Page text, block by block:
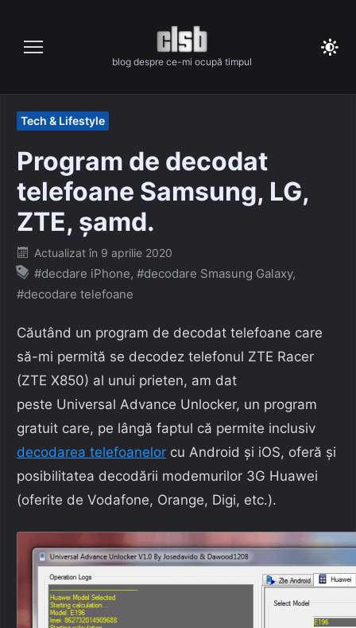
content
blog despre ce-mi ocupă timpul
Tech & Lifestyle
Program de decodat
telefoane Samsung, LG,
ZTE, șamd.
Posted
on
Actualizat în 9 aprilie 2020
#decdare iPhone, #decodare Smasung Galaxy,
#decodare telefoane
Căutând un program de decodat telefoane care
să-mi permită se decodez telefonul ZTE Racer
(ZTE X850) al unui prieten, am dat
peste Universal Advance Unlocker, un program
gratuit care, pe lângă faptul că permite inclusiv
decodarea telefoanelor cu Android și iOS, oferă și
posibilitatea decodării modemurilor 3G Huawei
(oferite de Vodafone, Orange, Digi, etc.).